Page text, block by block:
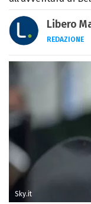
Libero
REDAZIONE
E-MAIL
Libero
Sky.it